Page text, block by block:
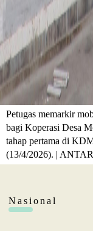
Petugas memarkir
bagi Koperasi Desa
tahap pertama di
(13/4/2026). |
Nasional